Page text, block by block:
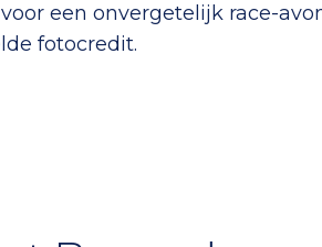
een onvergetelijk race-
fotocredit.